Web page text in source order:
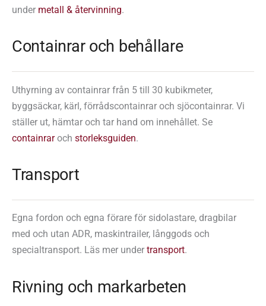
under metall & återvinning.
Containrar och behållare
Uthyrning av containrar från 5 till 30 kubikmeter,
byggsäckar, kärl, förrådscontainrar och sjöcontainrar. Vi
ställer ut, hämtar och tar hand om innehållet. Se
containraroch storleksguiden.
Transport
Egna fordon och egna förare för sidolastare, dragbilar
med och utan ADR, maskintrailer, långgods och
specialtransport. Läs mer under transport.
Rivning och markarbeten